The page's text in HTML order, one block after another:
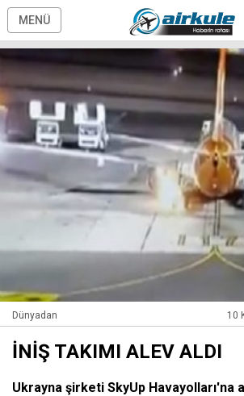
MENÜ
Dünyadan 10
İNİŞ TAKIMI ALEV ALDI
Ukrayna şirketi SkyUp Havayolları'na